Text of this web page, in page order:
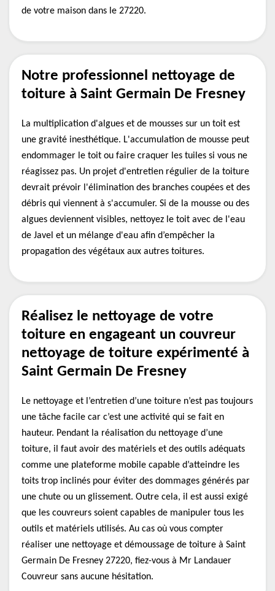
de votre maison dans le 27220.
Notre professionnel nettoyage de
toiture à Saint Germain De Fresney
La multiplication d'algues et de mousses sur un toit est
une gravité inesthétique. L'accumulation de mousse peut
endommager le toit ou faire craquer les tuiles si vous ne
réagissez pas. Un projet d'entretien régulier de la toiture
devrait prévoir l'élimination des branches coupées et des
débris qui viennent à s'accumuler. Si de la mousse ou des
algues deviennent visibles, nettoyez le toit avec de l'eau
de Javel et un mélange d'eau afin d’empêcher la
propagation des végétaux aux autres toitures.
Réalisez le nettoyage de votre
toiture en engageant un couvreur
nettoyage de toiture expérimenté à
Saint Germain De Fresney
Le nettoyage et l’entretien d’une toiture n’est pas toujours
une tâche facile car c’est une activité qui se fait en
hauteur. Pendant la réalisation du nettoyage d’une
toiture, il faut avoir des matériels et des outils adéquats
comme une plateforme mobile capable d’atteindre les
toits trop inclinés pour éviter des dommages générés par
une chute ou un glissement. Outre cela, il est aussi exigé
que les couvreurs soient capables de manipuler tous les
outils et matériels utilisés. Au cas où vous compter
réaliser une nettoyage et démoussage de toiture à Saint
Germain De Fresney 27220, fiez-vous à Mr Landauer
Couvreur sans aucune hésitation.